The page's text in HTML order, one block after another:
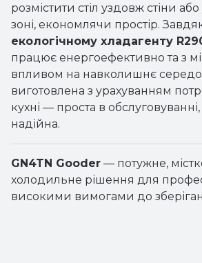
розмістити стіл уздовж стіни
зоні, економлячи простір.
екологічному хладагенту
працює енергоефективно та з
впливом на навколишнє
виготовлена з урахуванням
кухні — проста в
надійна.
GN4TN Gooder — потужне,
холодильне рішення для
високими вимогами до